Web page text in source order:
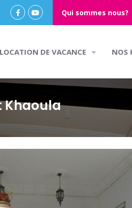
Qui sommes nous?
LOCATION DE VACANCE NOS
Khaoula